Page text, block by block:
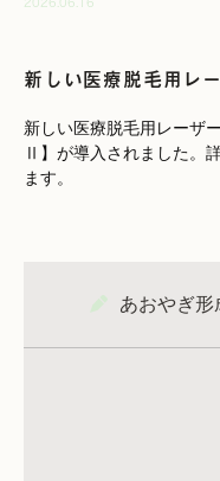
2026.06.16
新しい医療脱毛用レ
新しい医療脱毛用レーザ
Ⅱ】が導入されました。
ます。
あおやぎ形